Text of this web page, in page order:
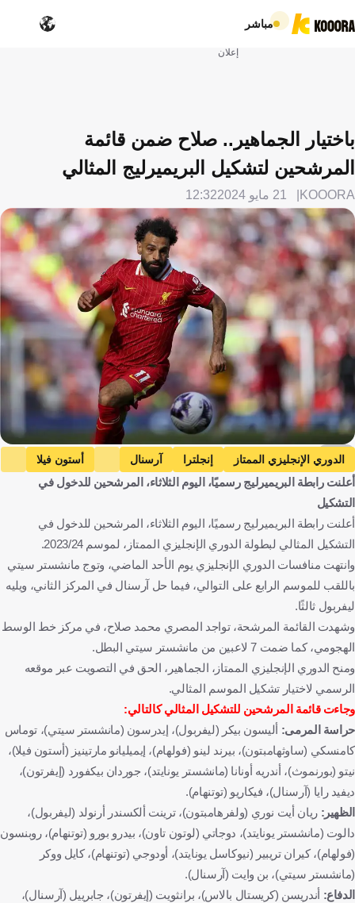
مباشر
إعلان
باختيار الجماهير.. صلاح ضمن قائمة
المرشحين لتشكيل البريميرليج المثالي
KOOORA 21 مايو 2024 12:32
EPA
الدوري الإنجليزي الممتاز إنجلترا آرسنال
أستون فيلا
تشيلسي
إيفرتون فولهام
ليفربول
مانشستر سيتي
كريستال بالاس
نوتنجهام فوريست
وولفرهامبتون
بورنموث
لوتون تاون برايتون
برينتفورد
ليون بايلي
إسبانيا
ايديرسون كريس وود
هيونج مين سون
كوريا الجنوبية
كايل ووكر كيران تريبير
إيميليانو مارتينيز
الأرجنتين
بيرنارد لينو ألمانيا
الولايات المتحدة
نوربيرتو نيتو أليكسندر إيساك
كيفين دي بروين
بلجيكا فيرجيل فان دايك هولندا
سويسرا
برونو فيرنانديز
البرتغال يواكيم أندرسن
الدانمرك
جيمس تاركوسكي
توماس كامينسكي
مارتين أوديجارد
النرويج بيرناردو سيلفا
باسكال جروس
جوردان بيكفورد
أندريه أونانا الكاميرون
ترينت ألكسندر أرنولد
الكونغو - كينشاسا
إرلينج هالاند
ديوجو دالوت دوجلاس لويز
ديكلان رايس
أعلنت رابطة البريميرليج رسميًا، اليوم الثلاثاء، المرشحين للدخول في
التشكيل
أعلنت رابطة البريميرليج رسميًا، اليوم الثلاثاء، المرشحين للدخول في
التشكيل المثالي لبطولة الدوري الإنجليزي الممتاز، لموسم 2023/24.
وانتهت منافسات الدوري الإنجليزي يوم الأحد الماضي، وتوج مانشستر سيتي
باللقب للموسم الرابع على التوالي، فيما حل آرسنال في المركز الثاني، ويليه
ليفربول ثالثًا.
وشهدت القائمة المرشحة، تواجد المصري محمد صلاح، في مركز خط الوسط
الهجومي، كما ضمت 7 لاعبين من مانشستر سيتي البطل.
ومنح الدوري الإنجليزي الممتاز، الجماهير، الحق في التصويت عبر موقعه
الرسمي لاختيار تشكيل الموسم المثالي.
وجاءت قائمة المرشحين للتشكيل المثالي كالتالي:
حراسة المرمى: أليسون بيكر (ليفربول)، إيدرسون (مانشستر سيتي)، توماس
كامنسكي (ساوثهامبتون)، بيرند لينو (فولهام)، إيميليانو مارتينيز (أستون فيلا)،
نيتو (بورنموث)، أندريه أونانا (مانشستر يونايتد)، جوردان بيكفورد (إيفرتون)،
ديفيد رايا (آرسنال)، فيكاريو (توتنهام).
الظهير: ريان أيت نوري (ولفرهامبتون)، ترينت ألكسندر أرنولد (ليفربول)،
دالوت (مانشستر يونايتد)، دوجاتي (لوتون تاون)، بيدرو بورو (توتنهام)، روبنسون
(فولهام)، كيران تريبير (نيوكاسل يونايتد)، أودوجي (توتنهام)، كايل ووكر
(مانشستر سيتي)، بن وايت (آرسنال).
الدفاع: أندريسن (كريستال بالاس)، برانثويت (إيفرتون)، جابرييل (آرسنال)،